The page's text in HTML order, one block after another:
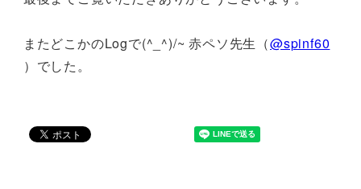
またどこかのLogで(^_^)/~ 赤ペソ先生（@spinf60
）でした。